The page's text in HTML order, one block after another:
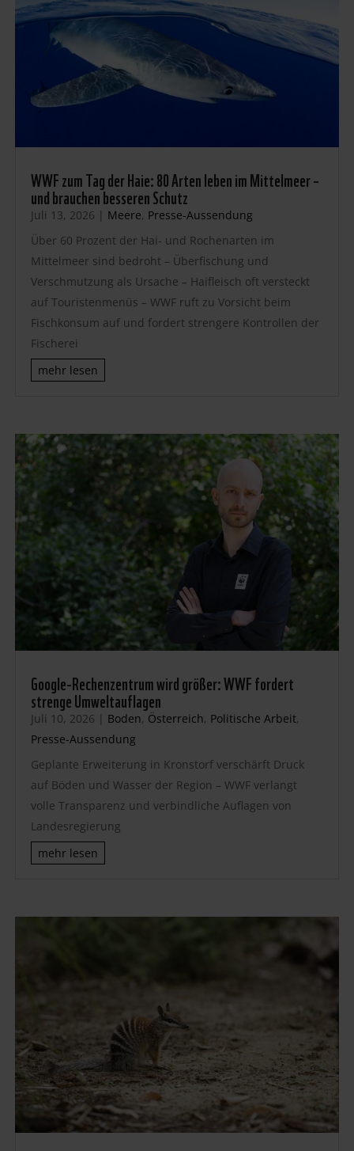
WWF zum Tag der Haie: 80 Arten leben im Mittelmeer –
und brauchen besseren Schutz
Juli 13, 2026 | Meere, Presse-Aussendung
Über 60 Prozent der Hai- und Rochenarten im
Mittelmeer sind bedroht – Überfischung und
Verschmutzung als Ursache – Haifleisch oft versteckt
auf Touristenmenüs – WWF ruft zu Vorsicht beim
Fischkonsum auf und fordert strengere Kontrollen der
Fischerei
mehr lesen
Google-Rechenzentrum wird größer: WWF fordert
strenge Umweltauflagen
Juli 10, 2026 | Boden, Österreich, Politische Arbeit,
Presse-Aussendung
Geplante Erweiterung in Kronstorf verschärft Druck
auf Böden und Wasser der Region – WWF verlangt
volle Transparenz und verbindliche Auflagen von
Landesregierung
mehr lesen